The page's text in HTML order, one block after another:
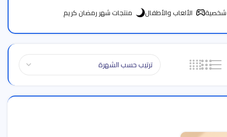
شخصية الألعاب والأطفال منتجات شهر رمضان كريم